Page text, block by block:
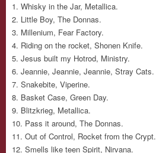
Whisky in the Jar, Metallica.
Little Boy, The Donnas.
Millenium, Fear Factory.
Riding on the rocket, Shonen Knife.
Jesus built my Hotrod, Ministry.
Jeannie, Jeannie, Jeannie, Stray Cats.
Snakebite, Viperine.
Basket Case, Green Day.
Blitzkrieg, Metallica.
Pass it around, The Donnas.
Out of Control, Rocket from the Crypt.
Smells like teen Spirit, Nirvana.